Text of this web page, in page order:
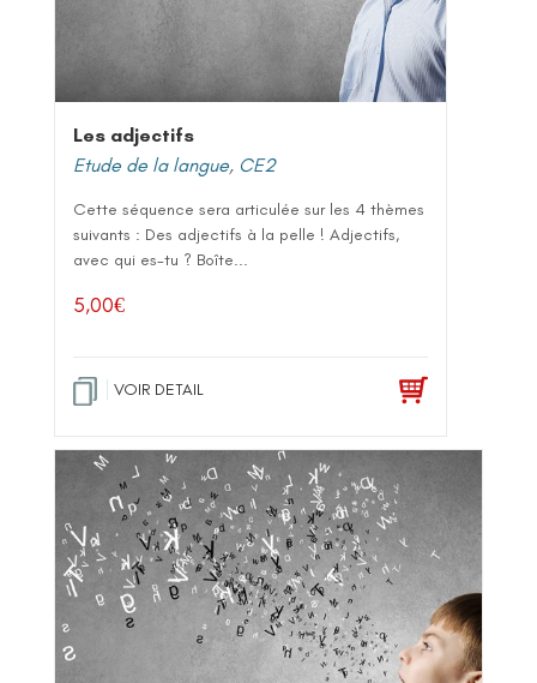
Les adjectifs
Etude de la langue, CE2
Cette séquence sera articulée sur les 4 thèmes
suivants : Des adjectifs à la pelle ! Adjectifs,
avec qui es-tu ? Boîte...
5,00€
VOIR DETAIL